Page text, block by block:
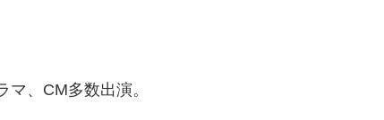
、CM多数出演。